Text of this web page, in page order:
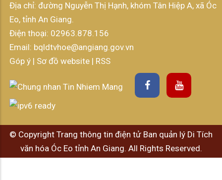
Địa chỉ: đường Nguyễn Thị Hạnh, khóm Tân Hiệp A, xã Óc
Eo, tỉnh An Giang.
Điện thoại: 02963.878.156
Email: bqldtvhoe@angiang.gov.vn
Góp ý | Sơ đồ website | RSS
© Copyright Trang thông tin điện tử Ban quản lý Di Tích
văn hóa Óc Eo tỉnh An Giang. All Rights Reserved.